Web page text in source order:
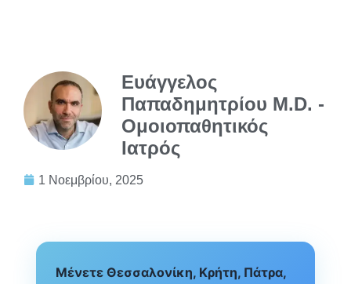
Ευάγγελος
Παπαδημητρίου M.D. -
Ομοιοπαθητικός
Ιατρός
1 Νοεμβρίου, 2025
Μένετε Θεσσαλονίκη, Κρήτη, Πάτρα,